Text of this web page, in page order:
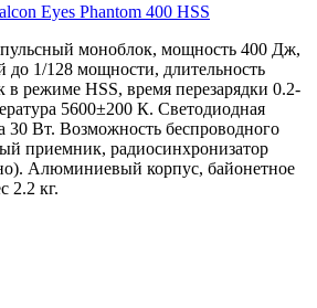
Eyes Phantom 400 HSS
моноблок, мощность 400 Дж,
до 1/128 мощности, длительность
в режиме HSS, время перезарядки 0.2-
5600±200 К. Светодиодная
30 Вт. Возможность беспроводного
приемник, радиосинхронизатор
Алюминиевый корпус, байонетное
2.2 кг.